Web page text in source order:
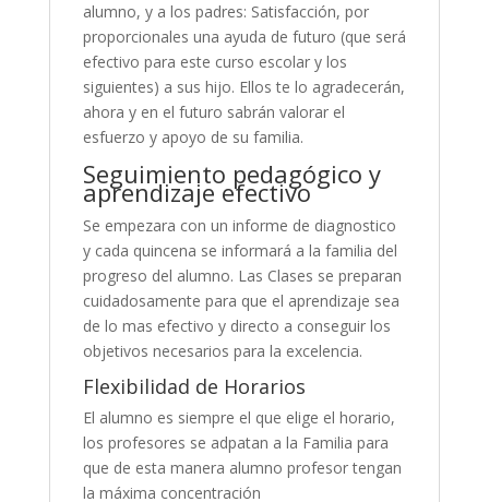
alumno, y a los padres: Satisfacción, por
proporcionales una ayuda de futuro (que será
efectivo para este curso escolar y los
siguientes) a sus hijo. Ellos te lo agradecerán,
ahora y en el futuro sabrán valorar el
esfuerzo y apoyo de su familia.
Seguimiento pedagógico y
aprendizaje efectivo
Se empezara con un informe de diagnostico
y cada quincena se informará a la familia del
progreso del alumno. Las Clases se preparan
cuidadosamente para que el aprendizaje sea
de lo mas efectivo y directo a conseguir los
objetivos necesarios para la excelencia.
Flexibilidad de Horarios
El alumno es siempre el que elige el horario,
los profesores se adpatan a la Familia para
que de esta manera alumno profesor tengan
la máxima concentración